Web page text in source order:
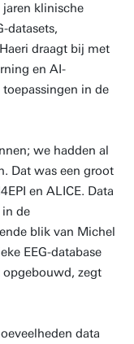
klinische
datasets,
draagt bij met
en AI-
in de
we hadden al
Dat was een groot
en ALICE. Data
de
blik van Michel
EEG-database
zegt
data